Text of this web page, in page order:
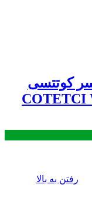
یقه ای وایرلس 3 سر کوتتسی
COTETCI
رفتن به بالا